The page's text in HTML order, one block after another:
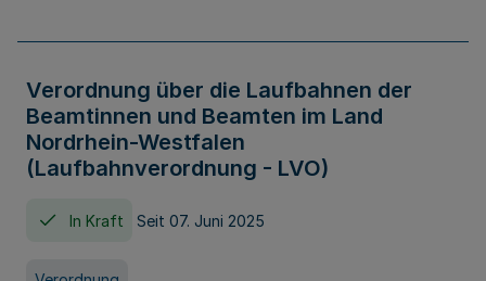
Verordnung über die Laufbahnen der
Beamtinnen und Beamten im Land
Nordrhein-Westfalen
(Laufbahnverordnung - LVO)
In Kraft Seit 07. Juni 2025